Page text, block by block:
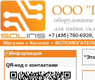
Магазин » Каталог »
Информация
QR-код с контактами